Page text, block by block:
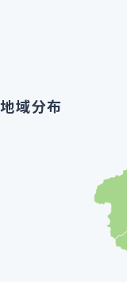
地域分布